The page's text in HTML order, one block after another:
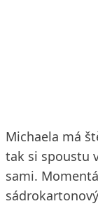
Michaela má
tak si spoustu
sami.